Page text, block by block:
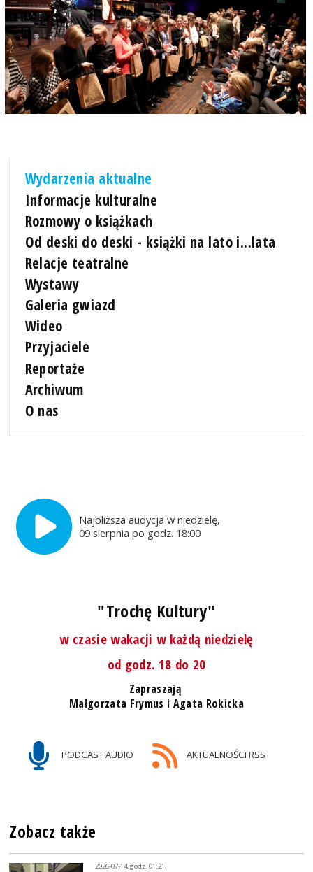
Wydarzenia aktualne
Informacje kulturalne
Rozmowy o książkach
Od deski do deski - książki na lato i...lata
Relacje teatralne
Wystawy
Galeria gwiazd
Wideo
Przyjaciele
Reportaże
Archiwum
O nas
Najbliższa audycja w niedzielę,
09 sierpnia po godz. 18:00
"Trochę Kultury"
w czasie wakacji w każdą niedzielę
od godz. 18 do 20
Zapraszają
Małgorzata Frymus i Agata Rokicka
PODCAST AUDIO AKTUALNOŚCI RSS
Zobacz także
2026-07-14, godz. 01:21